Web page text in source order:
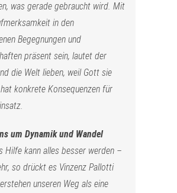
was gerade gebraucht wird. Mit
in den
Begegnungen und
präsent sein, lautet der
die Welt lieben, weil Gott sie
konkrete Konsequenzen für
um Dynamik und Wandel
Hilfe kann alles besser werden –
so drückt es Vinzenz Pallotti
unseren Weg als eine